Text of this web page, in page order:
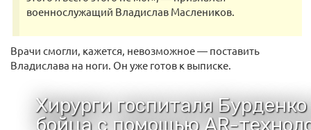
военнослужащий Владислав Маслеников.
Врачи смогли, кажется, невозможное — поставить
Владислава на ноги. Он уже готов к выписке.